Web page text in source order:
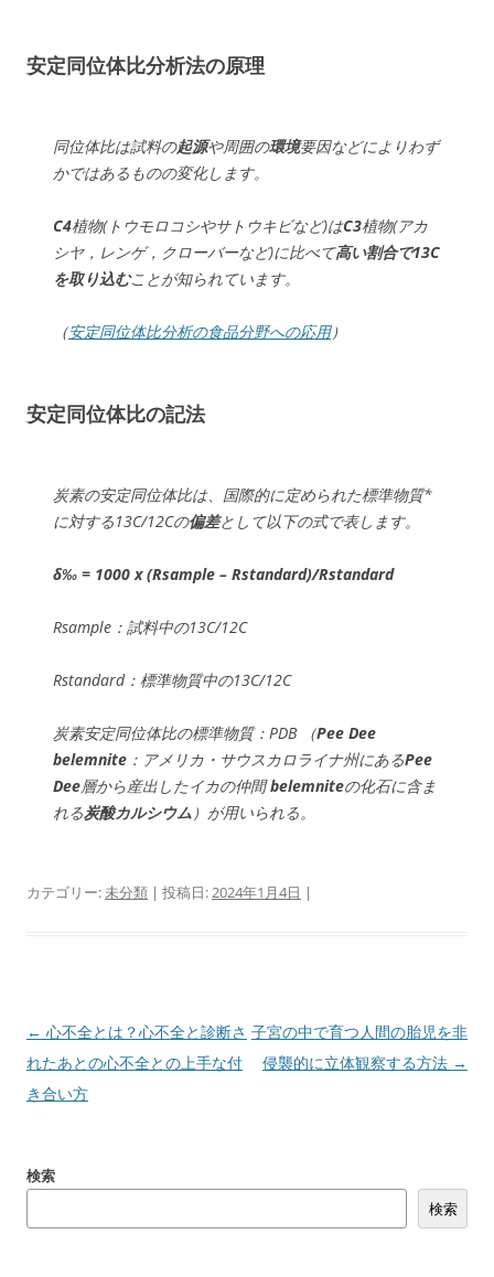
安定同位体比分析法の原理
同位体比は試料の起源や周囲の環境要因などによりわず
かではあるものの変化します。
C4植物(トウモロコシやサトウキビなど)はC3植物(アカ
シヤ，レンゲ，クローバーなど)に比べて高い割合で13C
を取り込むことが知られています。
（安定同位体比分析の食品分野への応用）
安定同位体比の記法
炭素の安定同位体比は、国際的に定められた標準物質*
に対する13C/12Cの偏差として以下の式で表します。
δ‰ = 1000 x (Rsample – Rstandard)/Rstandard
Rsample：試料中の13C/12C
Rstandard：標準物質中の13C/12C
炭素安定同位体比の標準物質：PDB （Pee Dee
belemnite ：アメリカ・サウスカロライナ州にあるPee
Dee層から産出したイカの仲間belemniteの化石に含ま
れる炭酸カルシウム）が用いられる。
カテゴリー:未分類 | 投稿日:2024年1月4日 |
投
稿
ナ
ー
← 心不全とは？心不全と診断さ
れたあとの心不全との上手な付
き合い方
子宮の中で育つ人間の胎児を非
侵襲的に立体観察する方法 →
検索
検索